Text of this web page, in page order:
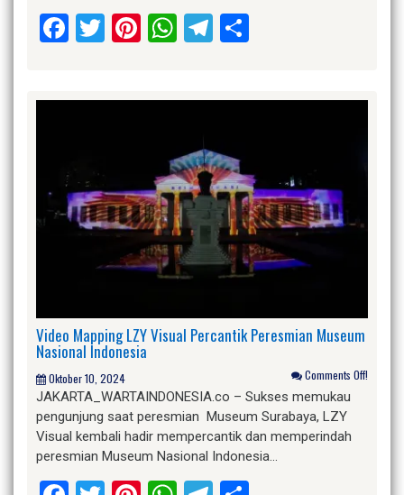
Facebook
Twitter
Pinterest
WhatsApp
Telegram
Video Mapping LZY Visual Percantik Peresmian Museum
Nasional Indonesia
Oktober 10, 2024 Comments Off!
JAKARTA_WARTAINDONESIA.co – Sukses memukau
pengunjung saat peresmian Museum Surabaya, LZY
Visual kembali hadir mempercantik dan memperindah
peresmian Museum Nasional Indonesia…